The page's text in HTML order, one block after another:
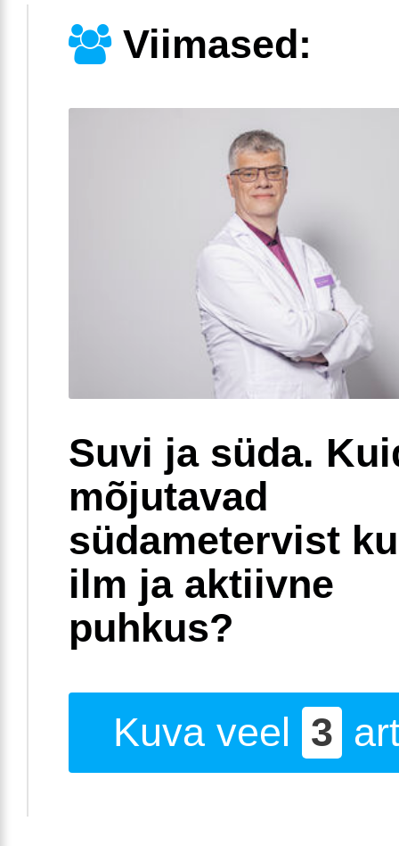
Viimased:
Suvi ja süda.
mõjutavad
südametervist
ilm ja aktiivne
puhkus?
Kuva veel 3